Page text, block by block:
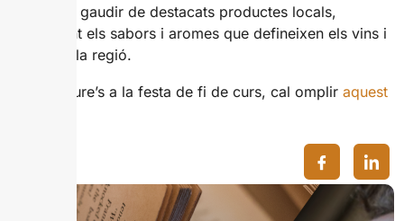
assistents gaudir de destacats productes locals,
descobrint els sabors i aromes que defineixen els vins i
caves de la regió.
Per inscriure’s a la festa de fi de curs, cal ompliraquest